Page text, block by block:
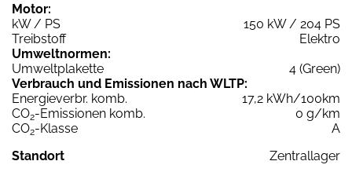
Motor:
kW / PS
150 kW / 204 PS
Treibstoff
Elektro
Umweltnormen:
Umweltplakette
4 (Green)
Verbrauch und Emissionen nach WLTP:
Energieverbr. komb.
17,2 kWh/100km
CO2-Emissionen komb.
0 g/km
CO2-Klasse
A
Standort
Zentrallager